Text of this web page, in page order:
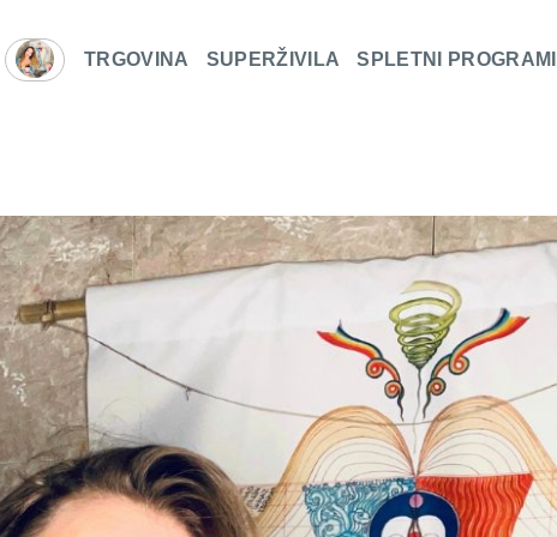
TRGOVINA SUPERŽIVILA SPLETNI PROGRAMI